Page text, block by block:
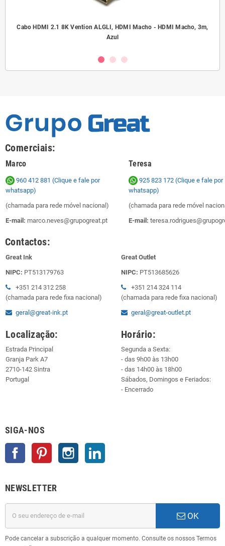
Cabo HDMI 2.1 8K Vention ALGLI, HDMI Macho - HDMI Macho, 3m,
Azul
Comerciais:
Marco Teresa
960 412 881 (Clique e fale por
whatsapp)
(chamada para rede móvel nacional)
E-mail: marco.neves@grupogreat.pt
925 823 172 (Clique e fale por
whatsapp)
(chamada para rede móvel
E-mail:
Contactos:
Great Ink
NIPC: PT513179763
+351 214 312 258
(chamada para rede fixa nacional)
geral@great-ink.pt
Great Outlet
NIPC: PT513685626
+351 214 324 114
(chamada para rede fixa nacional)
geral@great-outlet.pt
Localização:
Estrada Principal
Granja Park A7
2710-142 Sintra
Portugal
Horário:
Segunda a Sexta:
- das 9h00 às 13h00
- das 14h00 às 18h00
Sábados, Domingos e Feriados:
- Encerrado
SIGA-NOS
Facebook Pinterest Instagram
NEWSLETTER
OK
Pode cancelar a subscrição a qualquer momento. Consulte os nossos Termos